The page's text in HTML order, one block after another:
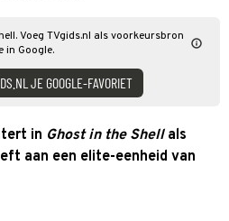
Voeg TVgids.nl als voorkeursbron
in Google.
JE GOOGLE-FAVORIET
in Ghost in the Shellals
aan een elite-eenheid van